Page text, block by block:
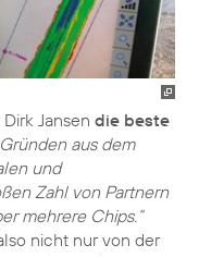
Jansen die beste
aus dem
und
Zahl von Partnern
mehrere Chips.“
nicht nur von der